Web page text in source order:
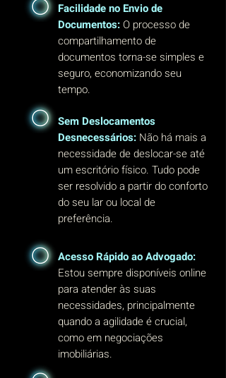
Facilidade no Envio de
Documentos: O processo de
compartilhamento de
documentos torna-se simples e
seguro, economizando seu
tempo.
Sem Deslocamentos
Desnecessários: Não há mais a
necessidade de deslocar-se até
um escritório físico. Tudo pode
ser resolvido a partir do conforto
do seu lar ou local de
preferência.
Acesso Rápido ao Advogado:
Estou sempre disponíveis online
para atender às suas
necessidades, principalmente
quando a agilidade é crucial,
como em negociações
imobiliárias.